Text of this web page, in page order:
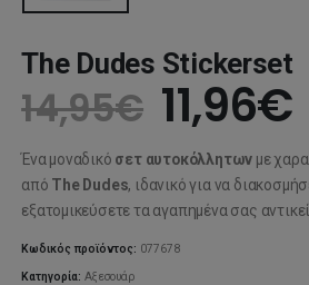
The Dudes Stickerset
14,95€ Original
price
was:
11,96€Η
Ένα μοναδικό σετ αυτοκόλλητων με
από The Dudes, ιδανικό για να
εξατομικεύσετε τα αγαπημένα σας
Κωδικός προϊόντος: 077678
Κατηγορία:Αξεσουάρ